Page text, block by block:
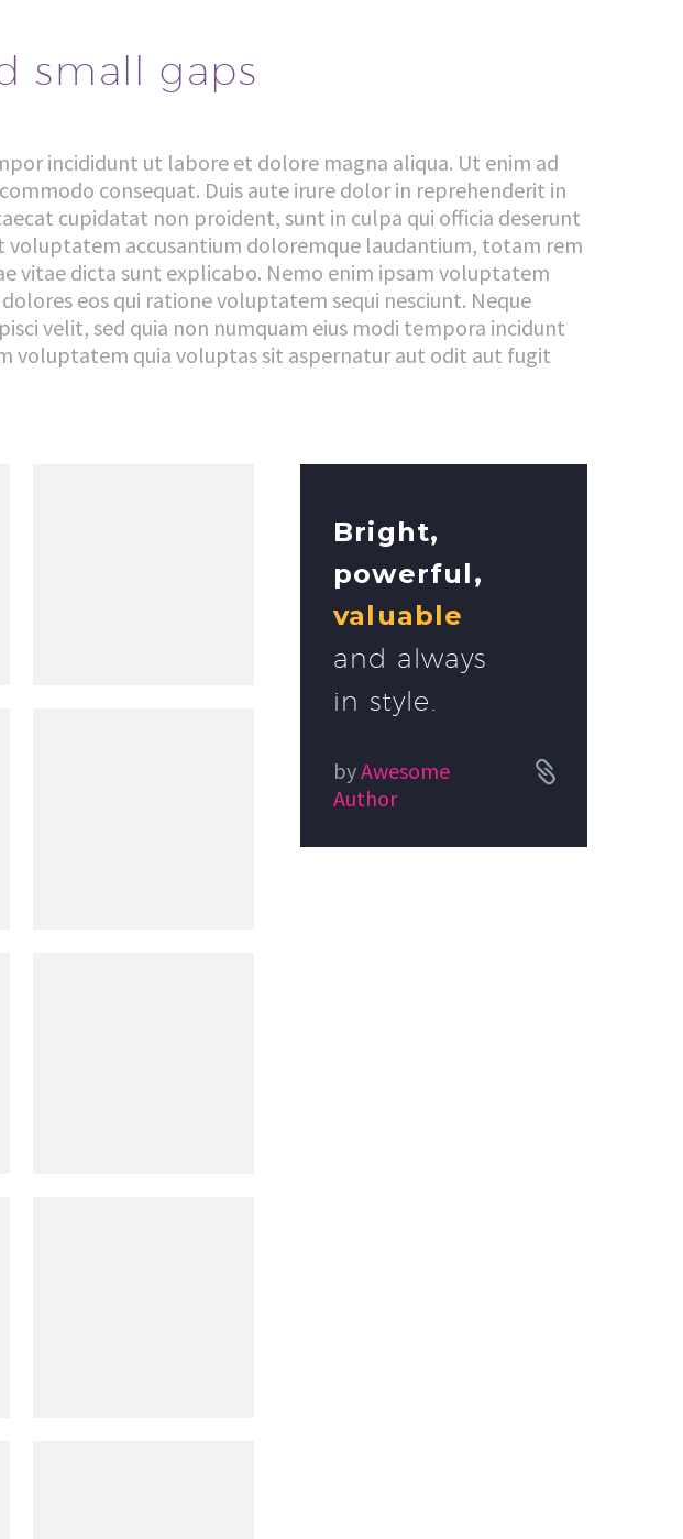
small gaps
incididunt ut labore et dolore magna aliqua. Ut enim ad
consequat. Duis aute irure dolor in reprehenderit in
cupidatat non proident, sunt in culpa qui officia deserunt
voluptatem accusantium doloremque laudantium, totam rem
vitae dicta sunt explicabo. Nemo enim ipsam voluptatem
eos qui ratione voluptatem sequi nesciunt. Neque
velit, sed quia non numquam eius modi tempora incidunt
voluptatem quia voluptas sit aspernatur aut odit aut fugit
Bright,
powerful,
valuable
and always
in style.
byAwesome
Author

